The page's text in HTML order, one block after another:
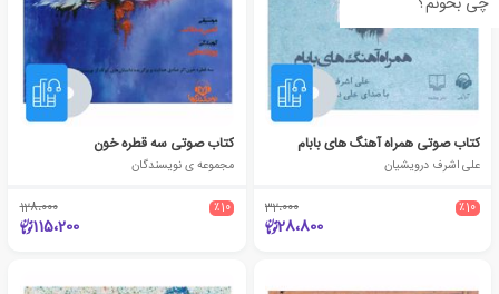
کتاب صوتی همراه آهنگ های بابام
علی اشرف درویشیان
٪10 32،000
28،800
کتاب صوتی سه قطره خون
مجموعه ی نویسندگان
٪10 128،000
115،200